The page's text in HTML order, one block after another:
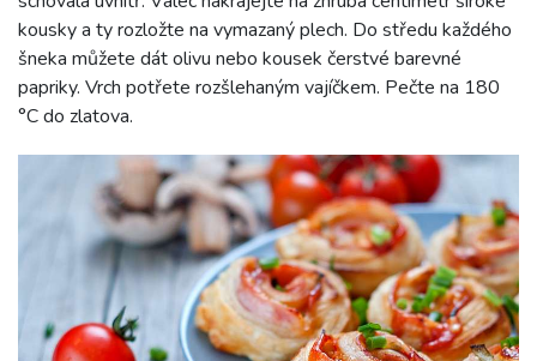
kousky a ty rozložte na vymazaný plech. Do středu každého
šneka můžete dát olivu nebo kousek čerstvé barevné
papriky. Vrch potřete rozšlehaným vajíčkem. Pečte na 180
°C do zlatova.